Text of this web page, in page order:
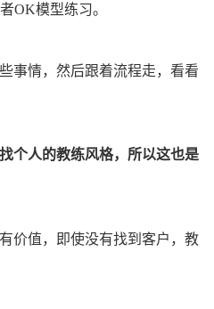
OK模型练习。
事情，然后跟着流程走，看看
个人的教练风格，所以这也是
价值，即使没有找到客户，教